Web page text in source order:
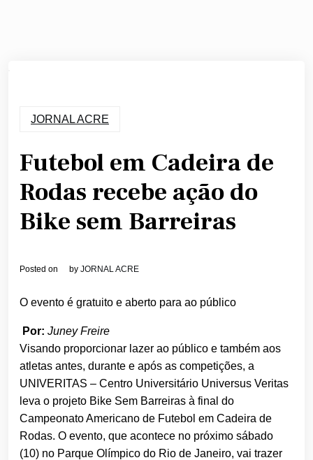
JORNAL ACRE
Futebol em Cadeira de
Rodas recebe ação do
Bike sem Barreiras
Posted on by JORNAL ACRE
O evento é gratuito e aberto para ao público
Por: Juney Freire
Visando proporcionar lazer ao público e também aos
atletas antes, durante e após as competições, a
UNIVERITAS – Centro Universitário Universus Veritas
leva o projeto Bike Sem Barreiras à final do
Campeonato Americano de Futebol em Cadeira de
Rodas. O evento, que acontece no próximo sábado
(10) no Parque Olímpico do Rio de Janeiro, vai trazer